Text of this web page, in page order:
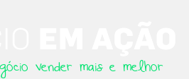
vender mais e melhor